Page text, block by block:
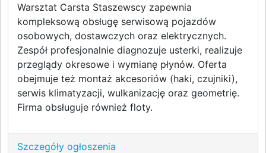
Warsztat Carsta Staszewscy zapewnia
kompleksową obsługę serwisową pojazdów
osobowych, dostawczych oraz elektrycznych.
Zespół profesjonalnie diagnozuje usterki, realizuje
przeglądy okresowe i wymianę płynów. Oferta
obejmuje też montaż akcesoriów (haki, czujniki),
serwis klimatyzacji, wulkanizację oraz geometrię.
Firma obsługuje również floty.
Szczegóły ogłoszenia